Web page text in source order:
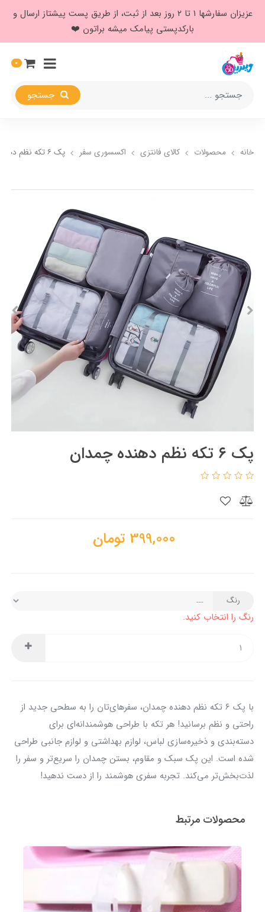
عزیزان سفارشها ۱ تا ۲ روز بعد از ثبت، از طریق پست پیشتاز ارسال و
بارکدپستی پیامک میشه براتون ❤️
0
خانه محصولات کالای فانتزی اکسسوری سفر پک ۶ تکه نظم دهنده چمدان
پک ۶ تکه نظم دهنده چمدان
399,000 تومان
رنگ
رنگ را انتخاب کنید.
با پک ۶ تکه نظم دهنده چمدان، سفرهای‌تان را به سطحی جدید از
راحتی و نظم برسانید! هر تکه با طراحی هوشمندانه‌ای برای
دسته‌بندی و ذخیره‌سازی لباس، لوازم بهداشتی و لوازم جانبی طراحی
شده است. این پک سبک و مقاوم، بستن چمدان را سریع‌تر و سفر را
لذت‌بخش‌تر می‌کند. تجربه سفری هوشمند را از دست ندهید!
محصولات مرتبط